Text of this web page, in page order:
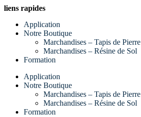
liens rapides
Application
Notre Boutique
Marchandises – Tapis de Pierre
Marchandises – Résine de Sol
Formation
Application
Notre Boutique
Marchandises – Tapis de Pierre
Marchandises – Résine de Sol
Formation